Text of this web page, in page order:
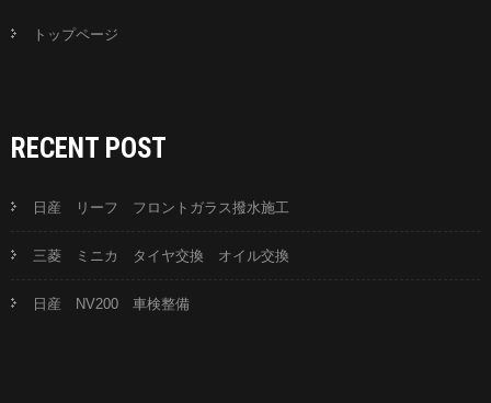
トップページ
RECENT POST
日産 リーフ フロントガラス撥水施工
三菱 ミニカ タイヤ交換 オイル交換
日産 NV200 車検整備